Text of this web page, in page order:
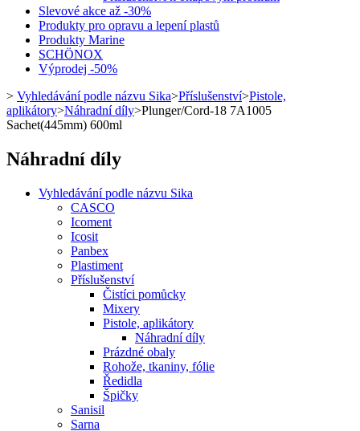
Slevové akce až -30%
Produkty pro opravu a lepení plastů
Produkty Marine
SCHÖNOX
Výprodej -50%
> Vyhledávání podle názvu Sika>Příslušenství>Pistole,
aplikátory>Náhradní díly>Plunger/Cord-18 7A1005
Sachet(445mm) 600ml
Náhradní díly
Vyhledávání podle názvu Sika
CASCO
Icoment
Icosit
Panbex
Plastiment
Příslušenství
Čistíci pomůcky
Mixery
Pistole, aplikátory
Náhradní díly
Prázdné obaly
Rohože, tkaniny, fólie
Ředidla
Špičky
Sanisil
Sarna